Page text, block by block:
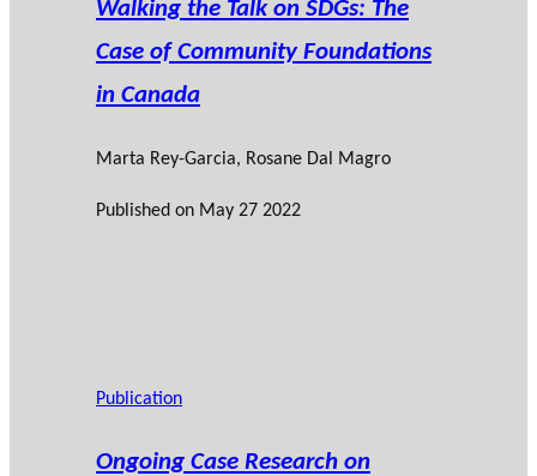
Walking the Talk on SDGs: The
Case of Community Foundations
in Canada
Marta Rey-Garcia, Rosane Dal Magro
Published on May 27 2022
Publication
Ongoing Case Research on